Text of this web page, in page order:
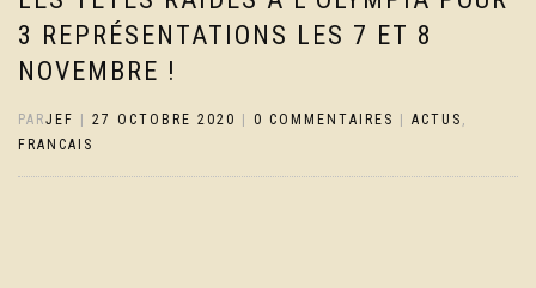
3 REPRÉSENTATIONS LES 7 ET 8
NOVEMBRE !
PARJEF 27 OCTOBRE 2020 0 COMMENTAIRES ACTUS ,
FRANCAIS